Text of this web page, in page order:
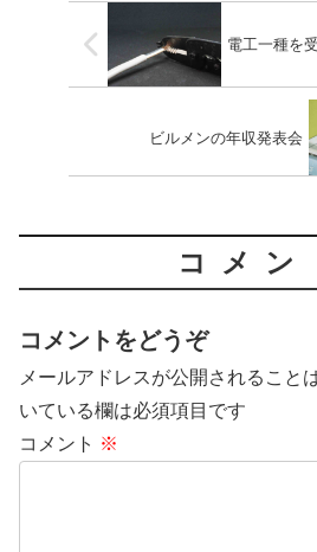
電工一種を
ビルメンの年収発表会
コメン
コメントをどうぞ
メールアドレスが公開されること
いている欄は必須項目です
コメント ※